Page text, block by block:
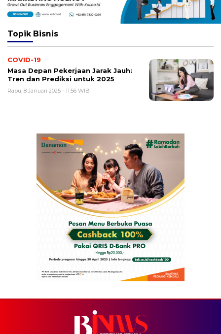
Topik Bisnis
COVID-19
Masa Depan Pekerjaan Jarak Jauh:
Tren dan Prediksi untuk 2025
Rabu, 8 Januari 2025 - 11:56 WIB